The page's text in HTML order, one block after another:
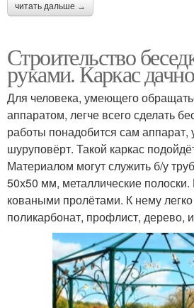
читать дальше →
Строительство
руками. Каркас
Для человека, умеющего
аппаратом, легче всего сделать
работы понадобится сам аппарат,
шуруповёрт. Такой каркас
Материалом могут служить б/у
50х50 мм, металлические
коваными пролётами. К нему легко
поликарбонат, профлист, дерево,